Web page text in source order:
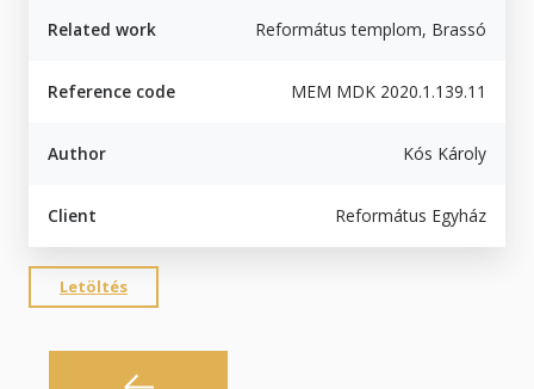
Related work Református templom, Brassó
Reference code MEM MDK 2020.1.139.11
Author Kós Károly
Client Református Egyház
Letöltés